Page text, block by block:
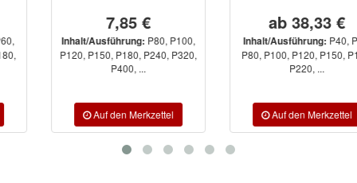
7,85 €
Inhalt/Ausführung:P80, P100,
P120, P150, P180, P240, P320,
ab 38,33 €
Inhalt/Ausführung:P40, P60,
P80, P100, P120, P150, P180,